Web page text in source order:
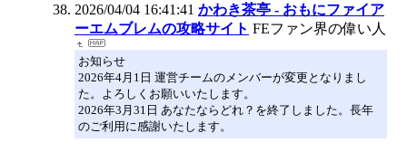
2026/04/04 16:41:41 かわき茶亭 - おもにファイア
ーエムブレムの攻略サイト FEファン界の偉い人
お知らせ
2026年4月1日 運営チームのメンバーが変更となりまし
た。よろしくお願いいたします。
2026年3月31日 あなたならどれ？を終了しました。長年
のご利用に感謝いたします。